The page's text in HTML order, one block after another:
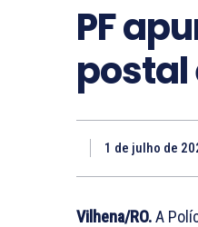
PF
postal
1 de julho de
Vilhena/RO.A